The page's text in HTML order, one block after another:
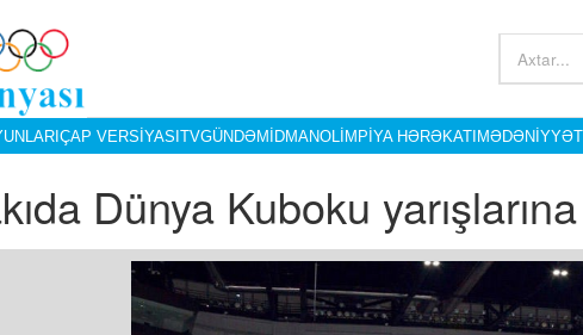
ÇAP VERSIYASITVGÜNDƏMİDMANOLIMPIYA HƏRƏKATIMƏDƏNIYYƏT
Dünya Kuboku